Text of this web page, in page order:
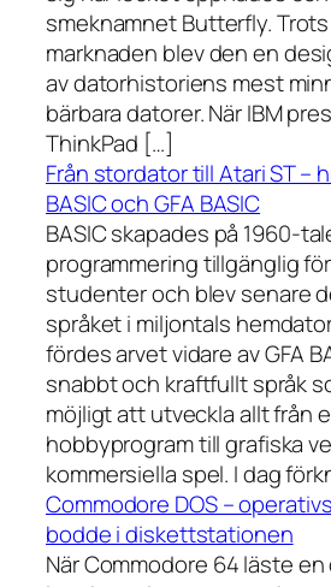
smeknamnet Butterfly.
marknaden blev den en
av datorhistoriens mest
bärbara datorer. När IBM
ThinkPad […]
Från stordator till Atari ST –
BASIC och GFA BASIC
BASIC skapades på 1960-
programmering tillgänglig
studenter och blev senare
språket i miljontals
fördes arvet vidare av GFA
snabbt och kraftfullt språk
möjligt att utveckla allt från
hobbyprogram till grafiska
kommersiella spel. I dag
Commodore DOS –
bodde i diskettstationen
När Commodore 64 läste